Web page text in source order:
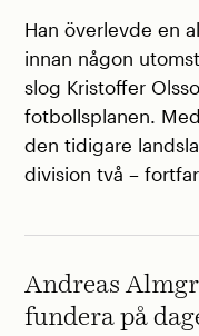
Han överlevde en
innan någon
slog Kristoffer
fotbollsplanen.
den tidigare
division två –
Andreas
fundera på